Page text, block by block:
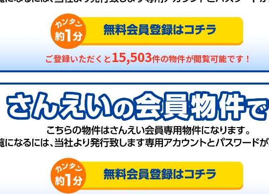
ご登録いただくと15,503件の物件が閲覧可能です！